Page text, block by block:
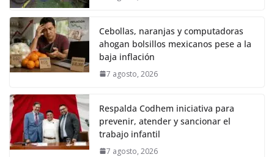
Cebollas, naranjas y computadoras
ahogan bolsillos mexicanos pese a la
baja inflación
7 agosto, 2026
Respalda Codhem iniciativa para
prevenir, atender y sancionar el
trabajo infantil
7 agosto, 2026